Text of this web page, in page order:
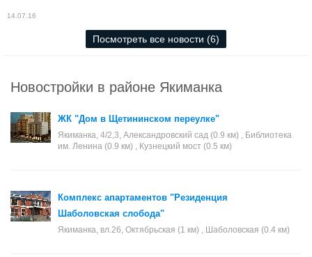
14.07.16
Посмотреть все новости (6)
Новостройки в районе Якиманка
ЖК "Дом в Щетининском переулке"
Якиманка, 4/2,3, Александровский сад (0.9 км) , Библиотека
им. Ленина (0.9 км) , Кузнецкий мост (0.5 км)
Комплекс апартаментов "Резиденция
Шаболовская слобода"
Якиманка, вл.26, Октябрьская (1 км) , Шаболовская (0.4 км)